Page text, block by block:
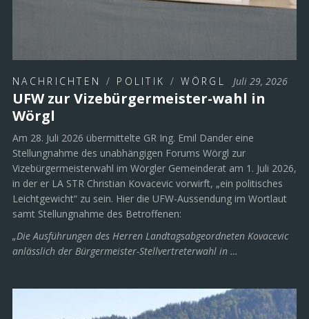
NACHRICHTEN / POLITIK /WÖRGL Juli 29, 2026
UFW zur Vizebürgermeister-wahl in
Wörgl
Am 28. Juli 2026 übermittelte GR Ing. Emil Dander eine
Stellungnahme des unabhängigen Forums Wörgl zur
Vizebürgermeisterwahl im Wörgler Gemeinderat am 1. Juli 2026,
in der er LA STR Christian Kovacevic vorwirft, „ein politisches
Leichtgewicht“ zu sein. Hier die UFW-Aussendung im Wortlaut
samt Stellungnahme des Betroffenen:
„Die Ausführungen des Herren Landtagsabgeordneten Kovacevic
anlässlich der Bürgermeister-Stellvertreterwahl in …